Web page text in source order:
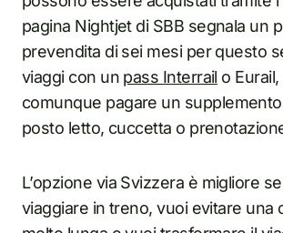
pagina Nightjet di SBB segnala un
prevendita di sei mesi per questo
viaggi con un pass Interrail o
comunque pagare un
posto letto, cuccetta o
L’opzione via Svizzera è migliore
viaggiare in treno, vuoi evitare una